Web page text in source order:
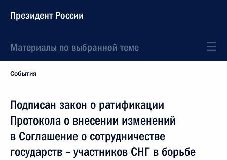
Президент России
Материалы по выбранной теме
События
Подписан закон о ратификации
Протокола о внесении изменений
в Соглашение о сотрудничестве
государств – участников СНГ в борьбе